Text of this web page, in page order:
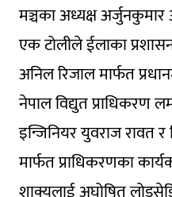
मञ्चका अध्यक्ष
एक टोलीले ईलाका
अनिल रिजाल मार्फत
नेपाल विद्युत प्राधिकरण
इन्जिनियर युवराज रावत
मार्फत प्राधिकरणका